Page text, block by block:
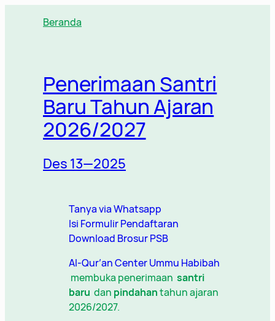
Beranda
Penerimaan Santri
Baru Tahun Ajaran
2026/2027
Des 13—2025
Tanya via Whatsapp
Isi Formulir Pendaftaran
Download Brosur PSB
Al-Qur’an Center Ummu Habibah
membuka penerimaan santri
baru dan pindahantahun ajaran
2026/2027.